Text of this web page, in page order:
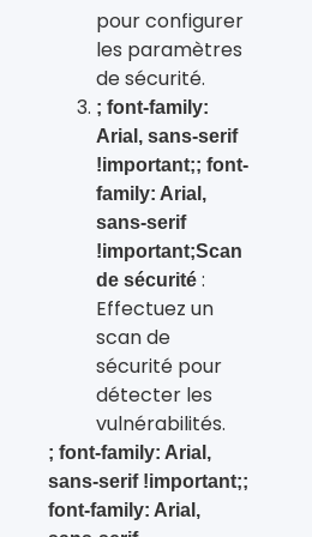
pour configurer
les paramètres
de sécurité.
; font-family:
Arial, sans-serif
!important;; font-
family: Arial,
sans-serif
!important;Scan
de sécurité :
Effectuez un
scan de
sécurité pour
détecter les
vulnérabilités.
; font-family: Arial,
sans-serif !important;;
font-family: Arial,